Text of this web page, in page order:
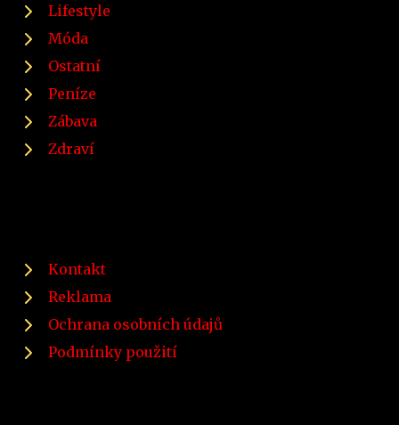
Lifestyle
Móda
Ostatní
Peníze
Zábava
Zdraví
Kontakt
Reklama
Ochrana osobních údajů
Podmínky použití